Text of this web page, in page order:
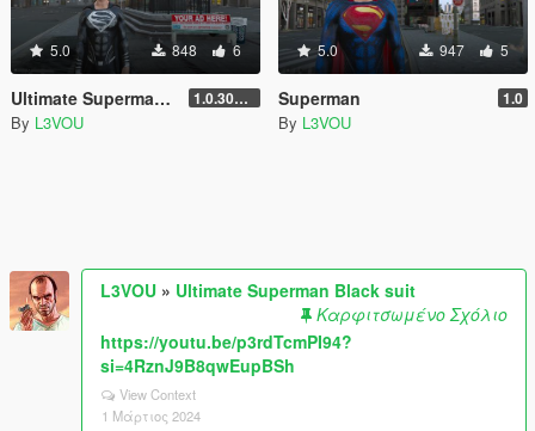
5.0 848 6
Ultimate Superman Black suit 1.0.3028.0
By L3VOU
5.0 947 5
Superman 1.0
By L3VOU
L3VOU » Ultimate Superman Black suit
Καρφιτσωμένο Σχόλιο
https://youtu.be/p3rdTcmPI94?
si=4RznJ9B8qwEupBSh
View Context
1 Μάρτιος 2024